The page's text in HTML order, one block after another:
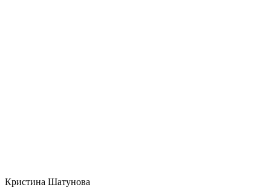
Кристина Шатунова